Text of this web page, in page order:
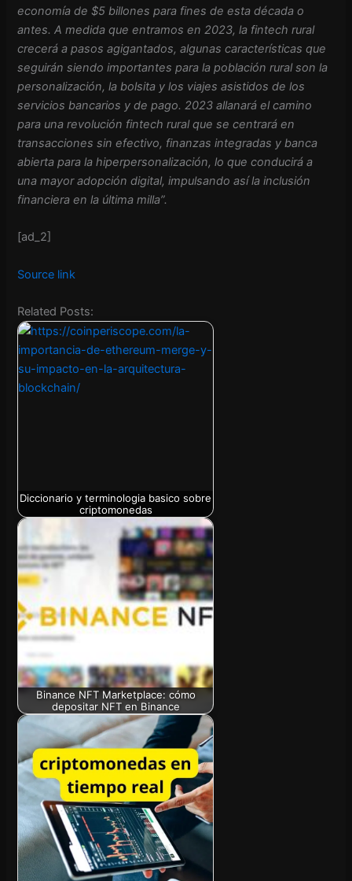
economía de $5 billones para fines de esta década o
antes. A medida que entramos en 2023, la fintech rural
crecerá a pasos agigantados, algunas características que
seguirán siendo importantes para la población rural son la
personalización, la bolsita y los viajes asistidos de los
servicios bancarios y de pago. 2023 allanará el camino
para una revolución fintech rural que se centrará en
transacciones sin efectivo, finanzas integradas y banca
abierta para la hiperpersonalización, lo que conducirá a
una mayor adopción digital, impulsando así la inclusión
financiera en la última milla”.
[ad_2]
Source link
Related Posts:
Diccionario y terminologia basico sobre
criptomonedas
Binance NFT Marketplace: cómo
depositar NFT en Binance